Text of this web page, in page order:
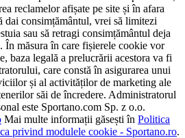
reclamelor afișate pe site și în afara
dai consimțământul, vrei să limitezi
sau să retragi consimțământul deja
În măsura în care fișierele cookie vor
baza legală a prelucrării acestora va fi
care constă în asigurarea unui
și al activităților de marketing ale
săi de încredere. Administratorul
este Sportano.com Sp. z o.o.
Mai multe informații găsești în Politica
privind modulele cookie - Sportano.ro.